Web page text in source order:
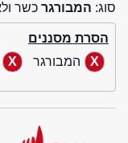
סוג: המבורגר כשר
הסרת מסננים
המבורגר